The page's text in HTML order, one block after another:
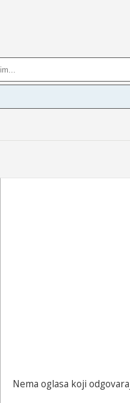
Nema oglasa koji